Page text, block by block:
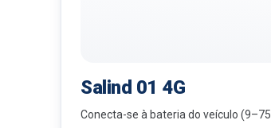
Salind 01 4G
Conecta-se à bateria do veículo